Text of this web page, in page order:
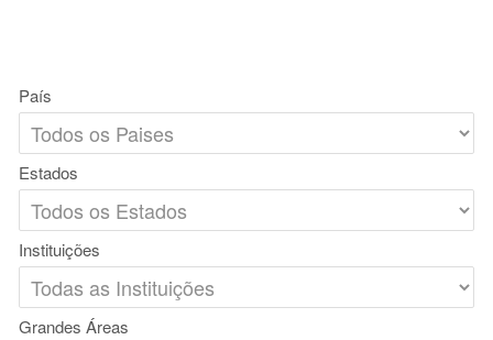
País
Estados
Instituições
Grandes Áreas